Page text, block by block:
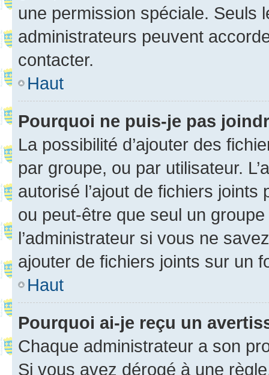
une permission spéciale. Seuls
administrateurs peuvent
contacter.
Haut
Pourquoi ne puis-je pas
La possibilité d’ajouter des
par groupe, ou par utilisateur.
autorisé l’ajout de fichiers
ou peut-être que seul un
l’administrateur si vous ne
ajouter de fichiers joints sur un
Haut
Pourquoi ai-je reçu un
Chaque administrateur a son
Si vous avez dérogé à une